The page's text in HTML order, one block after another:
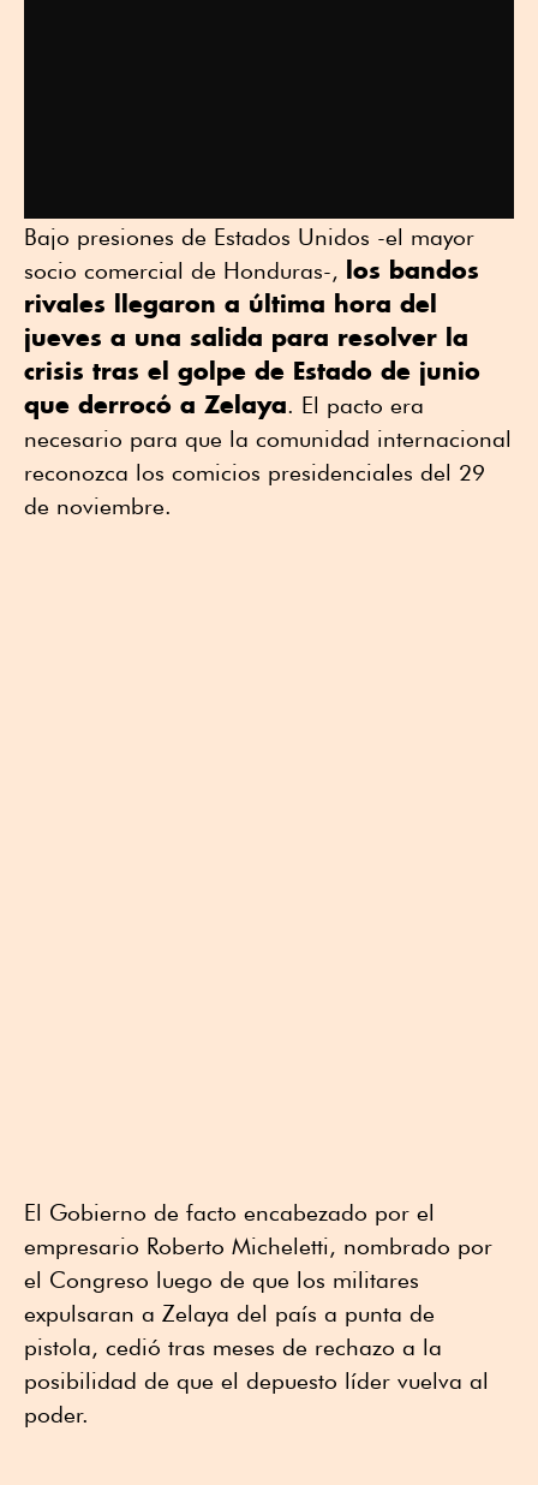
Bajo presiones de Estados Unidos -el mayor
socio comercial de Honduras-, los bandos
rivales llegaron a última hora del
jueves a una salida para resolver la
crisis tras el golpe de Estado de junio
que derrocó a Zelaya. El pacto era
necesario para que la comunidad internacional
reconozca los comicios presidenciales del 29
de noviembre.
El Gobierno de facto encabezado por el
empresario Roberto Micheletti, nombrado por
el Congreso luego de que los militares
expulsaran a Zelaya del país a punta de
pistola, cedió tras meses de rechazo a la
posibilidad de que el depuesto líder vuelva al
poder.